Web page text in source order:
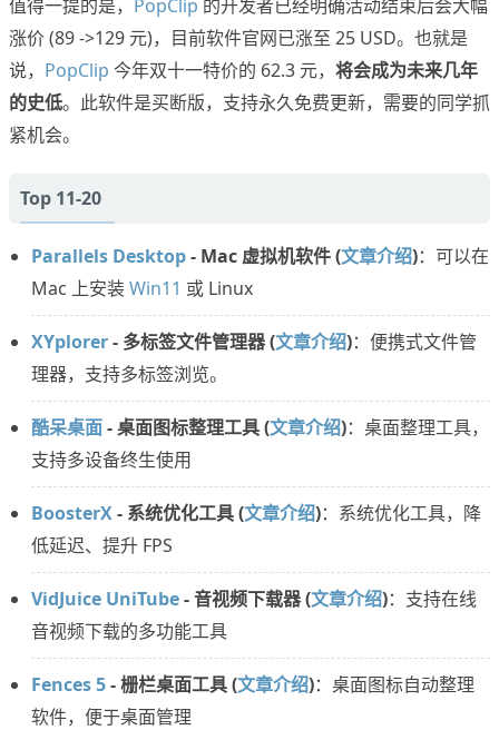
值得一提的是， PopClip 的开发者已经明确活动结束后会大幅
涨价 (89 ->129 元)，目前软件官网已涨至 25 USD。也就是
说， PopClip 今年双十一特价的 62.3 元， 将会成为未来几年
的史低。此软件是买断版，支持永久免费更新，需要的同学抓
紧机会。
Top 11-20
Parallels Desktop- Mac 虚拟机软件 (文章介绍)：可以在
Mac 上安装Win11 或 Linux
XYplorer- 多标签文件管理器 (文章介绍)：便携式文件管
理器，支持多标签浏览。
酷呆桌面- 桌面图标整理工具 (文章介绍)：桌面整理工具，
支持多设备终生使用
BoosterX- 系统优化工具 (文章介绍)：系统优化工具，降
低延迟、提升 FPS
VidJuice UniTube- 音视频下载器 (文章介绍)：支持在线
音视频下载的多功能工具
Fences 5- 栅栏桌面工具 (文章介绍)：桌面图标自动整理
软件，便于桌面管理